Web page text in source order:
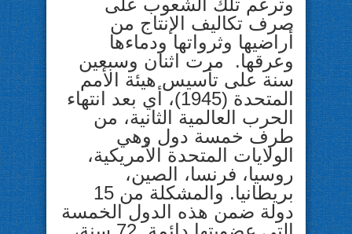
وترغم تلك الشعوب على
صرف تكاليف الإنتاج من
أراضيها وثرواتها ودماءها
وعرقها. مرت اثنان وسبعين
سنة على تأسيس هيئة الأمم
المتحدة (1945)، أي بعد انتهاء
الحرب العالمية الثانية، من
طرف خمسة دول وهي
الولايات المتحدة الأمريكية،
روسيا، فرنسا، الصين،
بريطانيا. والمشكلة من 15
دولة ضمن هذه الدول الخمسة